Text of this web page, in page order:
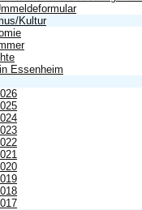
Kultur
Essenheim